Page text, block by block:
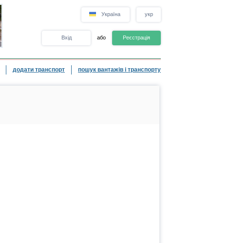
Україна укр
Вхід або Реєстрація
додати транспорт пошук вантажів і транспорту